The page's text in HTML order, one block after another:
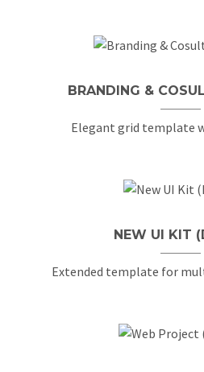
BRANDING &
Elegant grid template
NEW UI KIT
Extended template for